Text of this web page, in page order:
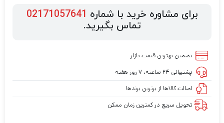
برای مشاوره خرید با شماره 02171057641
تماس بگیرید.
تضمین بهترین قیمت بازار
پشتیبانی ۲۴ ساعته، ۷ روز هفته
اصالت کالاها از برترین برندها
تحویل سریع در کمترین زمان ممکن